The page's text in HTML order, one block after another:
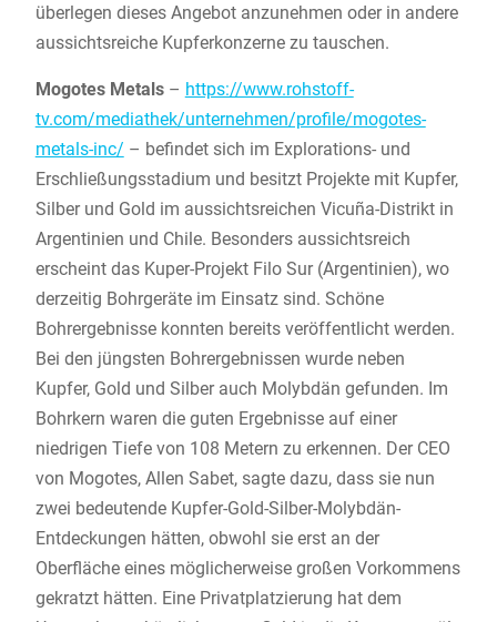
überlegen dieses Angebot anzunehmen oder in andere
aussichtsreiche Kupferkonzerne zu tauschen.
Mogotes Metals– https://www.rohstoff-
tv.com/mediathek/unternehmen/profile/mogotes-
metals-inc/ – befindet sich im Explorations- und
Erschließungsstadium und besitzt Projekte mit Kupfer,
Silber und Gold im aussichtsreichen Vicuña-Distrikt in
Argentinien und Chile. Besonders aussichtsreich
erscheint das Kuper-Projekt Filo Sur (Argentinien), wo
derzeitig Bohrgeräte im Einsatz sind. Schöne
Bohrergebnisse konnten bereits veröffentlicht werden.
Bei den jüngsten Bohrergebnissen wurde neben
Kupfer, Gold und Silber auch Molybdän gefunden. Im
Bohrkern waren die guten Ergebnisse auf einer
niedrigen Tiefe von 108 Metern zu erkennen. Der CEO
von Mogotes, Allen Sabet, sagte dazu, dass sie nun
zwei bedeutende Kupfer-Gold-Silber-Molybdän-
Entdeckungen hätten, obwohl sie erst an der
Oberfläche eines möglicherweise großen Vorkommens
gekratzt hätten. Eine Privatplatzierung hat dem